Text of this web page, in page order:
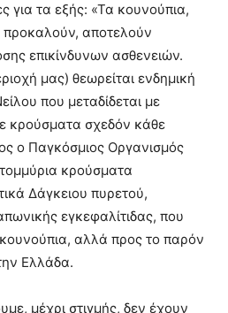
για τα εξής: «Τα κουνούπια,
αποτελούν
επικίνδυνων ασθενειών.
μας) θεωρείται ενδημική
που μεταδίδεται με
κρούσματα σχεδόν κάθε
ο Παγκόσμιος Οργανισμός
κρούσματα
Δάγκειου πυρετού,
εγκεφαλίτιδας, που
κουνούπια, αλλά προς το παρόν
Ελλάδα.
μέχρι στιγμής, δεν έχουν